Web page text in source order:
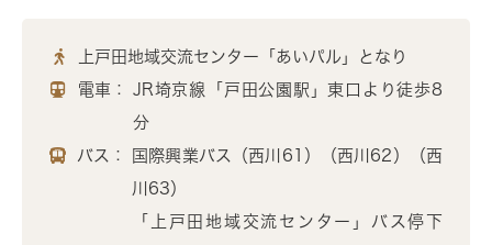
上戸田地域交流センター「あいパル」となり
電車：
JR埼京線「戸田公園駅」東口より徒歩8
分
バス：
国際興業バス（西川61）（西川62）（西
川63）
「上戸田地域交流センター」バス停下